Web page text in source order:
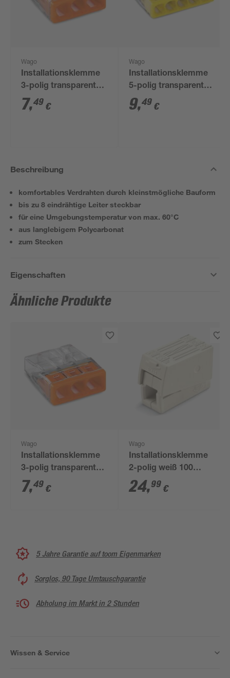
Wago
Installationsklemme
3-polig transparent
25 Stück
7,49 €
Wago
Installationsklemme
5-polig transparent
25 Stück
9,49 €
Beschreibung
komfortables Verdrahten durch kleinstmögliche Bauform
bis zu 8 eindrähtige Leiter steckbar
für eine Umgebungstemperatur von max. 60°C
aus langlebigem Polycarbonat
zum Stecken
Eigenschaften
Ähnliche Produkte
Wago
Installationsklemme
3-polig transparent
25 Stück
7,49 €
Wago
Installationsklemme
2-polig weiß 100
Stück
24,99 €
5 Jahre Garantie auf toom Eigenmarken
Sorglos, 90 Tage Umtauschgarantie
Abholung im Markt in 2 Stunden
Wissen & Service